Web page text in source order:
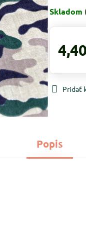
Skladom
Pridať
Popis